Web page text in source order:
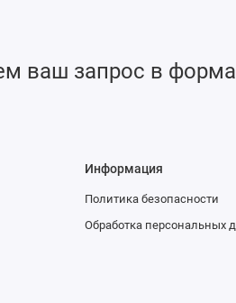
ваш запрос в
Информация
Политика безопасности
Обработка персональных